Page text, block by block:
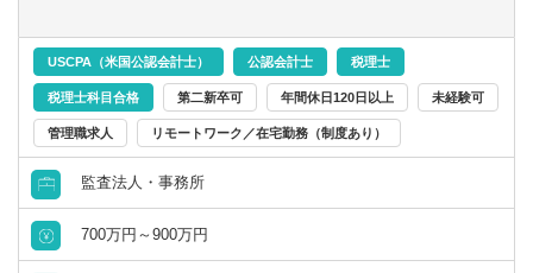
USCPA（米国公認会計士） 公認会計士 税理士
税理士科目合格 第二新卒可 年間休日120日以上 未経験可
管理職求人 リモートワーク／在宅勤務（制度あり）
監査法人・事務所
700万円～900万円